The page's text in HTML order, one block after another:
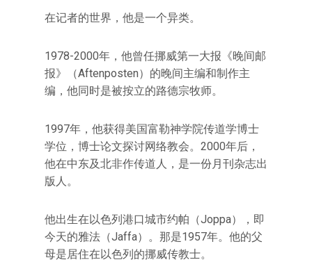
在记者的世界，他是一个异类。
1978-2000年，他曾任挪威第一大报《晚间邮
报》（Aftenposten）的晚间主编和制作主
编，他同时是被按立的路德宗牧师。
1997年，他获得美国富勒神学院传道学博士
学位，博士论文探讨网络教会。2000年后，
他在中东及北非作传道人，是一份月刊杂志出
版人。
他出生在以色列港口城市约帕（Joppa），即
今天的雅法（Jaffa）。那是1957年。他的父
母是居住在以色列的挪威传教士。